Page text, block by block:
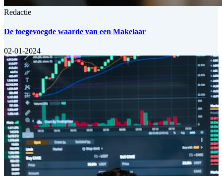
Redactie
De toegevoegde waarde van een Makelaar
02-01-2024